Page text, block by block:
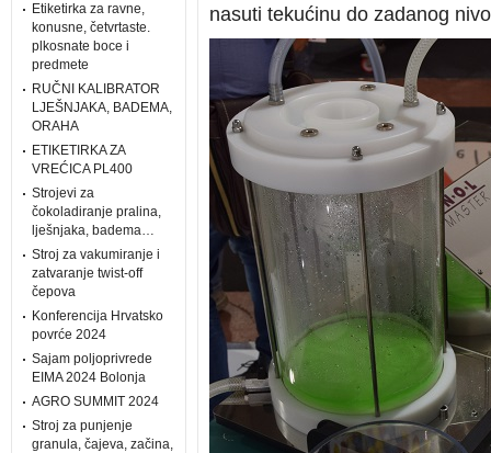
Etiketirka za ravne,
konusne, četvrtaste.
plkosnate boce i
predmete
RUČNI KALIBRATOR
LJEŠNJAKA, BADEMA,
ORAHA
ETIKETIRKA ZA
VREĆICA PL400
Strojevi za
čokoladiranje pralina,
lješnjaka, badema…
Stroj za vakumiranje i
zatvaranje twist-off
čepova
Konferencija Hrvatsko
povrće 2024
Sajam poljoprivrede
EIMA 2024 Bolonja
AGRO SUMMIT 2024
Stroj za punjenje
granula, čajeva, začina,
nasuti tekućinu do zadanog